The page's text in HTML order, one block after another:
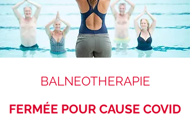
BALNEOTHERAPIE
FERMÉE POUR CAUSE COVID